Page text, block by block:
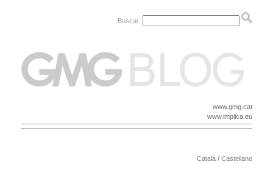
Buscar:
www.gmg.cat
www.implica.eu
Català /Castellano